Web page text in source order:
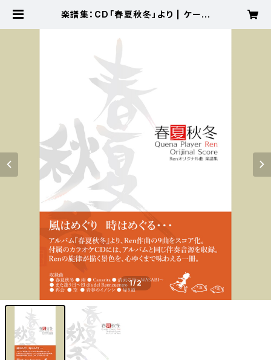
楽譜集：CD「春夏秋冬」より | ケーナ
1/2